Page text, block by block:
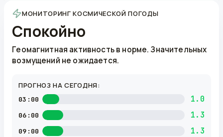
МОНИТОРИНГ КОСМИЧЕСКОЙ ПОГОДЫ
Спокойно
Геомагнитная активность в норме. Значительных
возмущений не ожидается.
ПРОГНОЗ НА СЕГОДНЯ:
03:00 1.0
06:00 1.3
09:00 1.3